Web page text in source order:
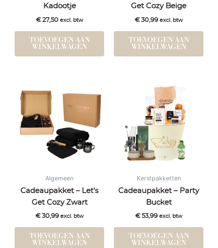
Kadootje
€27,50 excl. btw
TOEVOEGEN AAN
WINKELWAGEN
Get Cozy Beige
€30,99 excl. btw
TOEVOEGEN AAN
WINKELWAGEN
Algemeen
Cadeaupakket – Let’s
Get Cozy Zwart
€30,99 excl. btw
TOEVOEGEN AAN
WINKELWAGEN
Kerstpakketten
Cadeaupakket – Party
Bucket
€53,99 excl. btw
TOEVOEGEN AAN
WINKELWAGEN